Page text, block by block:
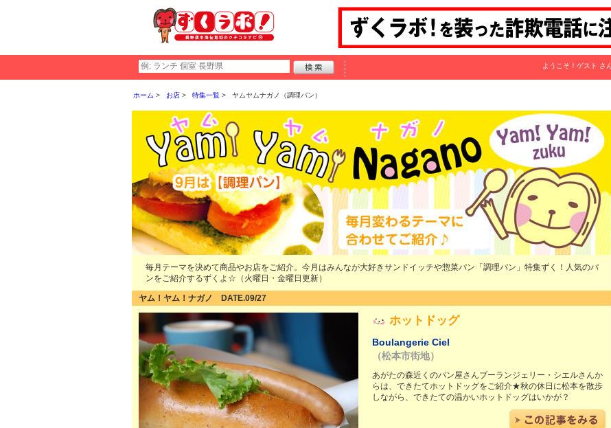
ようこそ！ ゲスト さん
ホーム お店 特集一覧 ヤムヤムナガノ（調理パン）
毎月テーマを決めて商品やお店をご紹介。今月はみんなが大好きサンドイッチや惣菜パン「調理パン」特集ずく！人気のパ
ンをご紹介するずくよ☆（火曜日・金曜日更新）
ヤム！ヤム！ナガノ DATE.09/27
ホットドッグ
Boulangerie Ciel
（松本市街地）
あがたの森近くのパン屋さんブーランジェリー・シエルさんか
らは、できたてホットドッグをご紹介★秋の休日に松本を散歩
しながら、できたての温かいホットドッグはいかが？